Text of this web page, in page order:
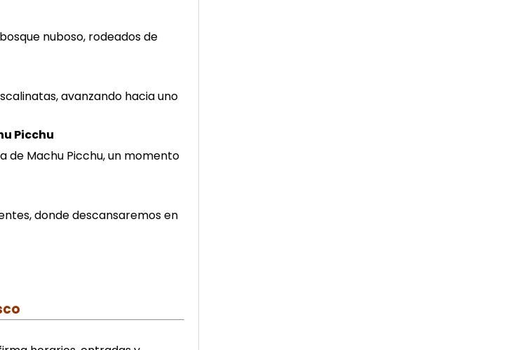
nuboso, rodeados de
avanzando hacia uno
Picchu
de Machu Picchu, un momento
donde descansaremos en